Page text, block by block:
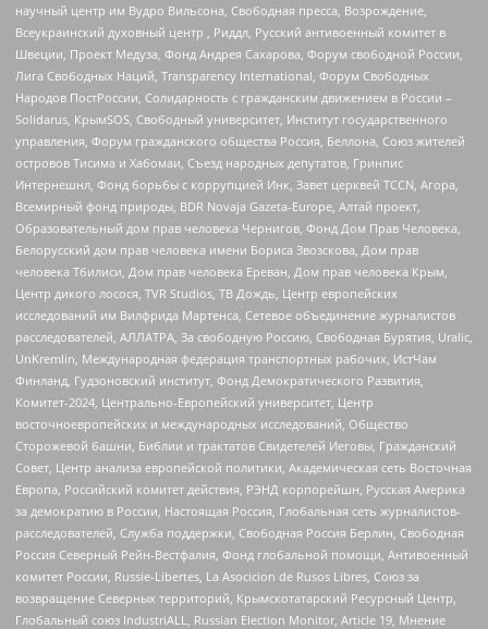
научный центр им Вудро Вильсона, Свободная пресса, Возрождение,
Всеукраинский духовный центр , Риддл, Русский антивоенный комитет в
Швеции, Проект Медуза, Фонд Андрея Сахарова, Форум свободной России,
Лига Свободных Наций, Transparеncy International, Форум Свободных
Народов ПостРоссии, Солидарность с гражданским движением в России –
Solidarus, КрымSOS, Свободный университет, Институт государственного
управления, Форум гражданского общества Россия, Беллона, Союз жителей
островов Тисима и Хабомаи, Съезд народных депутатов, Гринпис
Интернешнл, Фонд борьбы с коррупцией Инк, Завет церквей TCCN, Агора,
Всемирный фонд природы, BDR Novaja Gazeta-Europe, Алтай проект,
Образовательный дом прав человека Чернигов, Фонд Дом Прав Человека,
Белорусский дом прав человека имени Бориса Звозскова, Дом прав
человека Тбилиси, Дом прав человека Ереван, Дом прав человека Крым,
Центр дикого лосося, TVR Studios, ТВ Дождь, Центр европейских
исследований им Вилфрида Мартенса, Сетевое объединение журналистов
расследователей, АЛЛАТРА, За свободную Россию, Свободная Бурятия, Uralic,
UnKremlin, Международная федерация транспортных рабочих, ИстЧам
Финланд, Гудзоновский институт, Фонд Демократического Развития,
Комитет-2024, Центрально-Европейский университет, Центр
восточноевропейских и международных исследований, Общество
Сторожевой башни, Библии и трактатов Свидетелей Иеговы, Гражданский
Совет, Центр анализа европейской политики, Академическая сеть Восточная
Европа, Российский комитет действия, РЭНД корпорейшн, Русская Америка
за демократию в России, Настоящая Россия, Глобальная сеть журналистов-
расследователей, Служба поддержки, Свободная Россия Берлин, Свободная
Россия Северный Рейн-Вестфалия, Фонд глобальной помощи, Антивоенный
комитет России, Russie-Libertes, La Asocicion de Rusos Libres, Союз за
возвращение Северных территорий, Крымскотатарский Ресурсный Центр,
Глобальный союз IndustriALL, Russian Election Monitor, Article 19, Мнение